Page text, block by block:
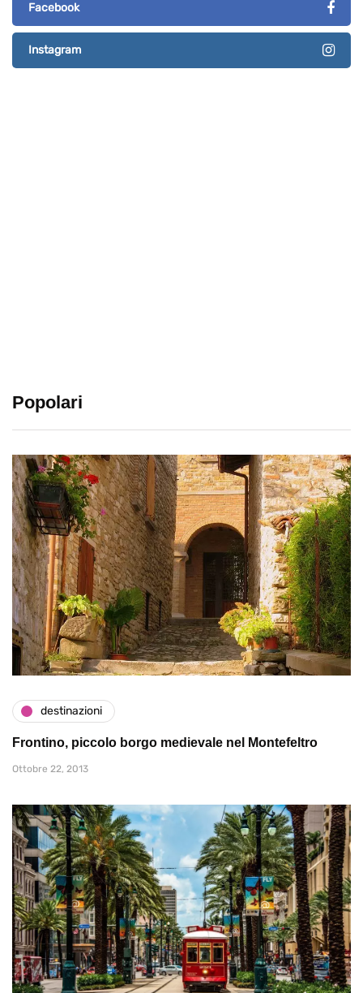
Facebook
Instagram
Popolari
destinazioni
Frontino, piccolo borgo medievale nel Montefeltro
Ottobre 22, 2013